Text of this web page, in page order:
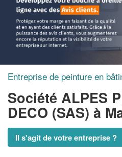
Entreprise de peinture en
Société ALPES
DECO (SAS) à
Il s'agit de votre entreprise ?